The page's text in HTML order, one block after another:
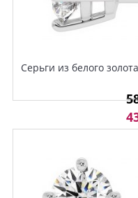
Серьги из белого